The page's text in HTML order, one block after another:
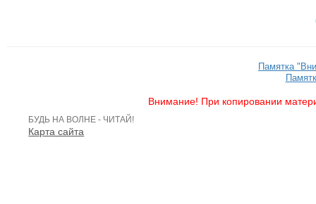
Памятка
Внимание! При копировании
БУДЬ НА ВОЛНЕ - ЧИТАЙ!
Карта сайта